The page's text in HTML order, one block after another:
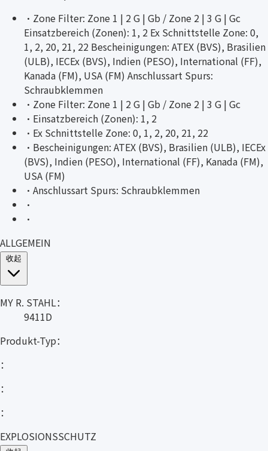
· Zone Filter: Zone 1 | 2 G | Gb / Zone 2 | 3 G | Gc
Einsatzbereich (Zonen): 1, 2 Ex Schnittstelle Zone: 0,
1, 2, 20, 21, 22 Bescheinigungen: ATEX (BVS), Brasilien
(ULB), IECEx (BVS), Indien (PESO), International (FF),
Kanada (FM), USA (FM) Anschlussart Spurs:
Schraubklemmen
· Zone Filter: Zone 1 | 2 G | Gb / Zone 2 | 3 G | Gc
· Einsatzbereich (Zonen): 1, 2
· Ex Schnittstelle Zone: 0, 1, 2, 20, 21, 22
· Bescheinigungen: ATEX (BVS), Brasilien (ULB), IECEx
(BVS), Indien (PESO), International (FF), Kanada (FM),
USA (FM)
· Anschlussart Spurs: Schraubklemmen
·
·
ALLGEMEIN
MY R. STAHL：
9411D
Produkt-Typ：
：
：
：
EXPLOSIONSSCHUTZ